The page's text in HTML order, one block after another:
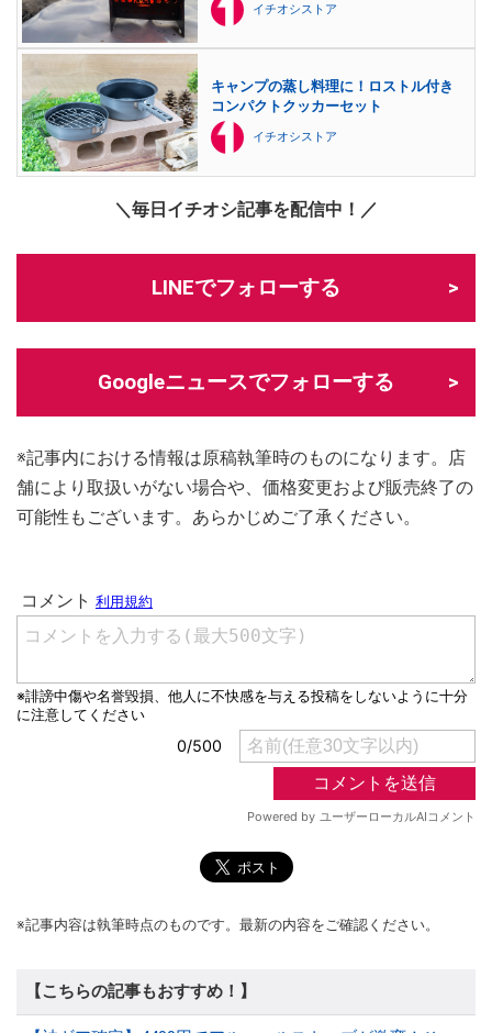
イチオシストア
キャンプの蒸し料理に！ロストル付き
コンパクトクッカーセット
イチオシストア
＼毎日イチオシ記事を配信中！／
LINEでフォローする
Googleニュースでフォローする
※記事内における情報は原稿執筆時のものになります。店
舗により取扱いがない場合や、価格変更および販売終了の
可能性もございます。あらかじめご了承ください。
※記事内容は執筆時点のものです。最新の内容をご確認ください。
【こちらの記事もおすすめ！】